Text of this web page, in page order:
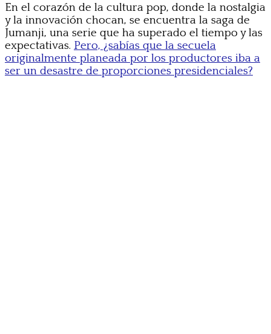
En el corazón de la cultura pop, donde la nostalgia
y la innovación chocan, se encuentra la saga de
Jumanji, una serie que ha superado el tiempo y las
expectativas. Pero, ¿sabías que la secuela
originalmente planeada por los productores iba a
ser un desastre de proporciones presidenciales?